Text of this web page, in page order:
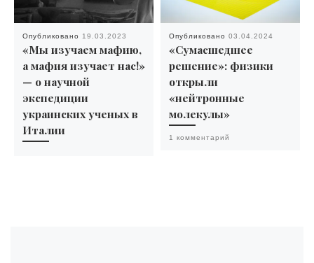
Опубликовано 19.03.2023
«Мы изучаем мафию,
а мафия изучает нас!»
— о научной
экспедиции
украинских ученых в
Италии
Опубликовано 03.04.2024
«Сумасшедшее
решение»: физики
открыли
«нейтронные
молекулы»
1 комментарий